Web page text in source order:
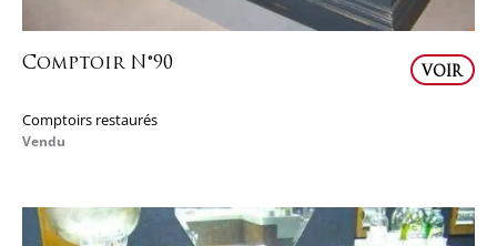
Comptoir N°90
VOIR
Comptoirs restaurés
Vendu